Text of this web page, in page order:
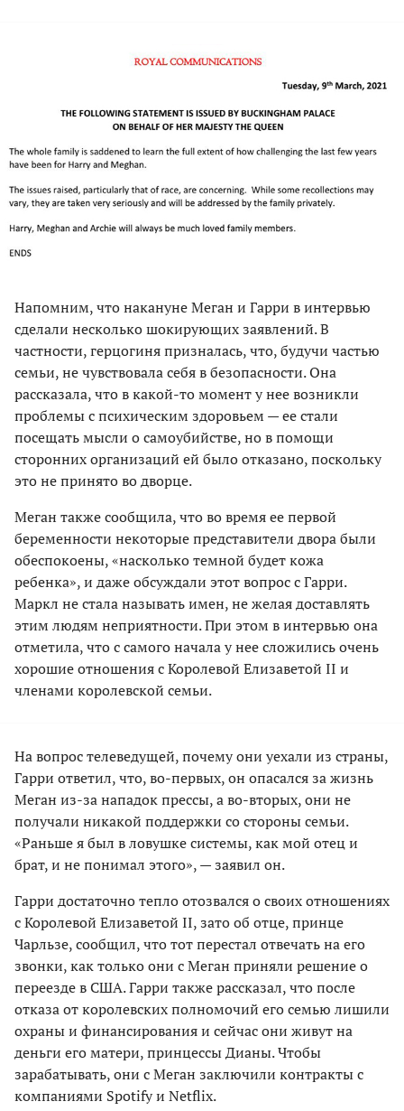
Напомним, что накануне Меган и Гарри в интервью
сделали несколько шокирующих заявлений. В
частности, герцогиня призналась, что, будучи частью
семьи, не чувствовала себя в безопасности. Она
рассказала, что в какой-то момент у нее возникли
проблемы с психическим здоровьем — ее стали
посещать мысли о самоубийстве, но в помощи
сторонних организаций ей было отказано, поскольку
это не принято во дворце.
Меган также сообщила, что во время ее первой
беременности некоторые представители двора были
обеспокоены, «насколько темной будет кожа
ребенка», и даже обсуждали этот вопрос с Гарри.
Маркл не стала называть имен, не желая доставлять
этим людям неприятности. При этом в интервью она
отметила, что с самого начала у нее сложились очень
хорошие отношения с Королевой Елизаветой II и
членами королевской семьи.
На вопрос телеведущей, почему они уехали из страны,
Гарри ответил, что, во-первых, он опасался за жизнь
Меган из-за нападок прессы, а во-вторых, они не
получали никакой поддержки со стороны семьи.
«Раньше я был в ловушке системы, как мой отец и
брат, и не понимал этого», — заявил он.
Гарри достаточно тепло отозвался о своих отношениях
с Королевой Елизаветой II, зато об отце, принце
Чарльзе, сообщил, что тот перестал отвечать на его
звонки, как только они с Меган приняли решение о
переезде в США. Гарри также рассказал, что после
отказа от королевских полномочий его семью лишили
охраны и финансирования и сейчас они живут на
деньги его матери, принцессы Дианы. Чтобы
зарабатывать, они с Меган заключили контракты с
компаниями Spotify и Netflix.